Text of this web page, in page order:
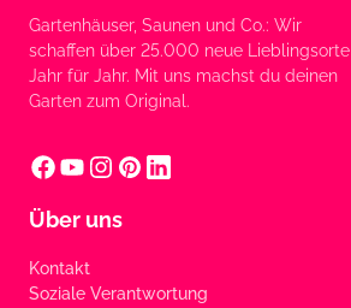
Gartenhäuser, Saunen und Co.: Wir
schaffen über 25.000 neue Lieblingsorte
Jahr für Jahr. Mit uns machst du deinen
Garten zum Original.
Über uns
Kontakt
Soziale Verantwortung